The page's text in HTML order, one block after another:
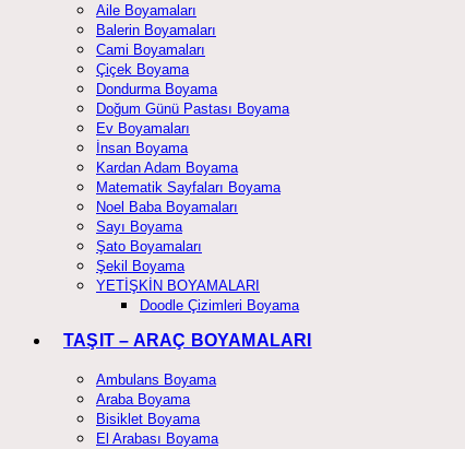
Aile Boyamaları
Balerin Boyamaları
Cami Boyamaları
Çiçek Boyama
Dondurma Boyama
Doğum Günü Pastası Boyama
Ev Boyamaları
İnsan Boyama
Kardan Adam Boyama
Matematik Sayfaları Boyama
Noel Baba Boyamaları
Sayı Boyama
Şato Boyamaları
Şekil Boyama
YETİŞKİN BOYAMALARI
Doodle Çizimleri Boyama
TAŞIT – ARAÇ BOYAMALARI
Ambulans Boyama
Araba Boyama
Bisiklet Boyama
El Arabası Boyama